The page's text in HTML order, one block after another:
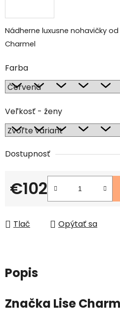
Nádherne luxusne nohavičky
Charmel
Farba
Veľkosť - ženy
Dostupnosť
€102
Jednotková cena:
Tlač Opýtať sa
Popis
Značka Lise